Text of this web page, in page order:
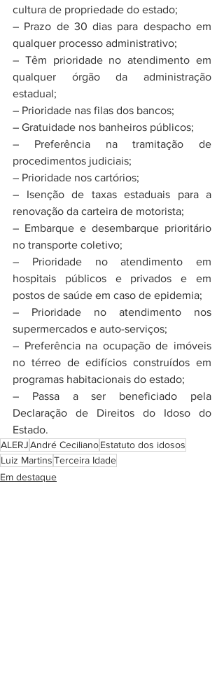
cultura de propriedade do estado;
– Prazo de 30 dias para despacho em
qualquer processo administrativo;
– Têm prioridade no atendimento em
qualquer órgão da administração
estadual;
– Prioridade nas filas dos bancos;
– Gratuidade nos banheiros públicos;
– Preferência na tramitação de
procedimentos judiciais;
– Prioridade nos cartórios;
– Isenção de taxas estaduais para a
renovação da carteira de motorista;
– Embarque e desembarque prioritário
no transporte coletivo;
– Prioridade no atendimento em
hospitais públicos e privados e em
postos de saúde em caso de epidemia;
– Prioridade no atendimento nos
supermercados e auto-serviços;
– Preferência na ocupação de imóveis
no térreo de edifícios construídos em
programas habitacionais do estado;
– Passa a ser beneficiado pela
Declaração de Direitos do Idoso do
Estado.
ALERJAndré CecilianoEstatuto dos idosos
Luiz MartinsTerceira Idade
Em destaque